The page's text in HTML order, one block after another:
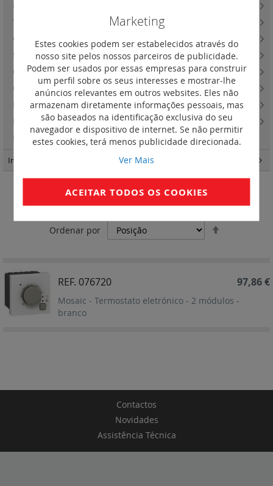
Termostatos de ambiente
Ordenar por
Definir
REF. 076720
Mosaic - Termostato eletrónico - 2 módulos -
branco
97,86 €
Difusão sonora
Tomadas de áudio e vídeo
(22)
Outras tomadas de áudio e vídeo e atenuador de linha
Suportes de fixação BatiboxTM(22)
Caixas salientes e kits para postos de trabalho(18)
Quadros Sistema MosaicTM
Lâmpadas LED para substituição(1)
Lâmpadas Easy-Led e outras (7)
Funções para sinalização luminosa
IncaraTM
Contactos
Novidades
Assistência Técnica
Marketing
Estes cookies podem ser estabelecidos através do
nosso site pelos nossos parceiros de publicidade.
Podem ser usados por essas empresas para construir
um perfil sobre os seus interesses e mostrar-lhe
anúncios relevantes em outros websites. Eles não
armazenam diretamente informações pessoais, mas
são baseados na identificação exclusiva do seu
navegador e dispositivo de internet. Se não permitir
estes cookies, terá menos publicidade direcionada.
Ver Mais
ACEITAR TODOS OS COOKIES